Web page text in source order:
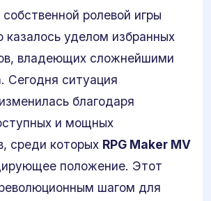
ролевой игры
казалось уделом избранных
владеющих сложнейшими
Сегодня ситуация
благодаря
и мощных
среди которых RPG Maker MV
положение. Этот
шагом для